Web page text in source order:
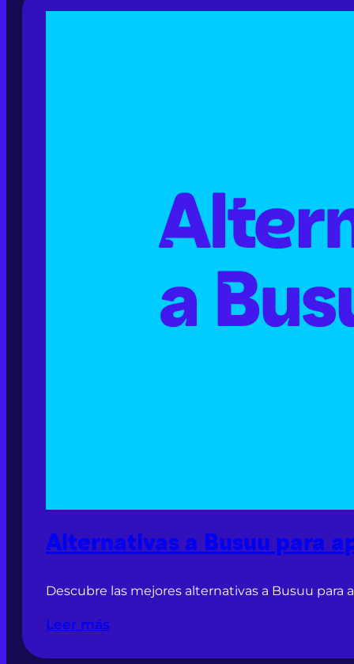
Alternativas a Busuu para
Descubre las mejores alternativas a Busuu
Leer más